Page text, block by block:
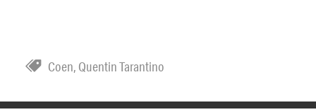
Coen, Quentin Tarantino